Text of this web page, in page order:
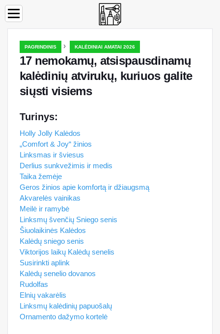
PAGRINDINIS › KALĖDINIAI AMATAI 2026
17 nemokamų, atsispausdinamų
kalėdinių atvirukų, kuriuos galite
siųsti visiems
Turinys:
Holly Jolly Kalėdos
„Comfort & Joy“ žinios
Linksmas ir šviesus
Derlius sunkvežimis ir medis
Taika žemėje
Geros žinios apie komfortą ir džiaugsmą
Akvarelės vainikas
Meilė ir ramybė
Linksmų švenčių Sniego senis
Šiuolaikinės Kalėdos
Kalėdų sniego senis
Viktorijos laikų Kalėdų senelis
Susirinkti aplink
Kalėdų senelio dovanos
Rudolfas
Elnių vakarėlis
Linksmų kalėdinių papuošalų
Ornamento dažymo kortelė